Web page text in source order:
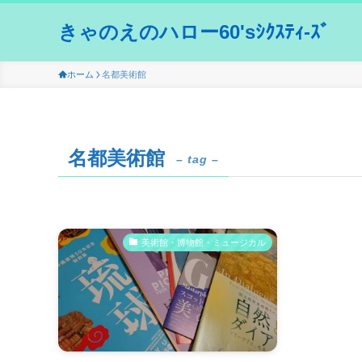
きゃのえのハロー60'sｼｸｽﾃｨ-ｽﾞ
ホーム 名都美術館
名都美術館 – tag –
美術館・博物館・ミュージカル